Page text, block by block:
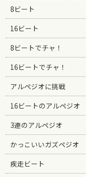
8ビート
16ビート
8ビートでチャ！
16ビートでチャ！
アルペジオに挑戦
16ビートのアルペジオ
3連のアルペジオ
かっこいいガズペジオ
疾走ビート